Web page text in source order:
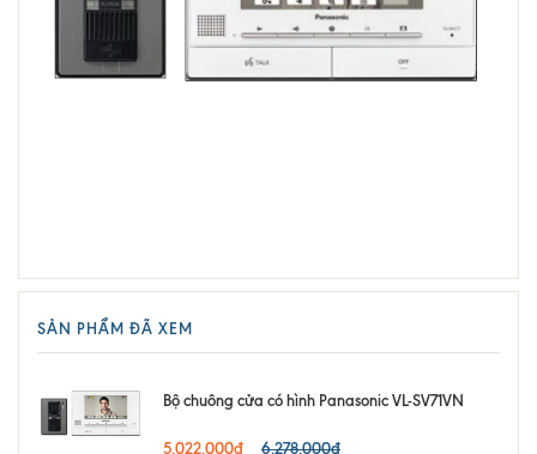
SẢN PHẨM ĐÃ XEM
Bộ chuông cửa có hình Panasonic VL-SV71VN
5.022.000₫ 6.278.000₫